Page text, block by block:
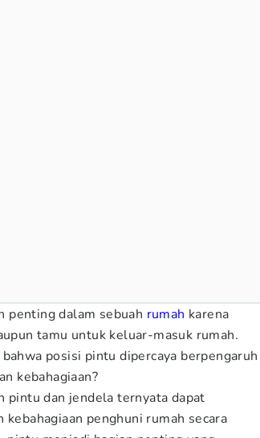
penting dalam sebuah rumah karena
tamu untuk keluar-masuk rumah.
posisi pintu dipercaya berpengaruh
kebahagiaan?
pintu dan jendela ternyata dapat
penghuni rumah secara